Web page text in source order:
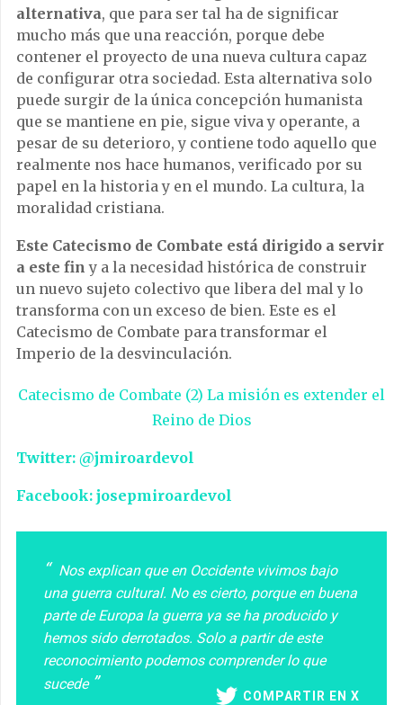
alternativa, que para ser tal ha de significar
mucho más que una reacción, porque debe
contener el proyecto de una nueva cultura capaz
de configurar otra sociedad. Esta alternativa solo
puede surgir de la única concepción humanista
que se mantiene en pie, sigue viva y operante, a
pesar de su deterioro, y contiene todo aquello que
realmente nos hace humanos, verificado por su
papel en la historia y en el mundo. La cultura, la
moralidad cristiana.
Este Catecismo de Combate está dirigido a servir
a este fin y a la necesidad histórica de construir
un nuevo sujeto colectivo que libera del mal y lo
transforma con un exceso de bien. Este es el
Catecismo de Combate para transformar el
Imperio de la desvinculación.
Catecismo de Combate (2) La misión es extender el
Reino de Dios
Twitter: @jmiroardevol
Facebook: josepmiroardevol
Nos explican que en Occidente vivimos bajo
una guerra cultural. No es cierto, porque en buena
parte de Europa la guerra ya se ha producido y
hemos sido derrotados. Solo a partir de este
reconocimiento podemos comprender lo que
sucede
COMPARTIR EN X